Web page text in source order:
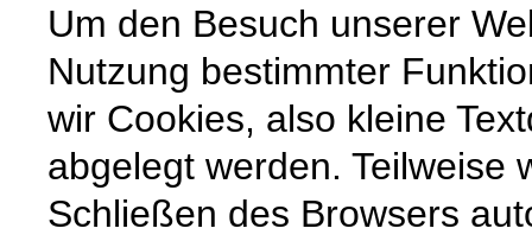
Um den Besuch unserer
Nutzung bestimmter
wir Cookies, also kleine
abgelegt werden. Teilweise
Schließen des Browsers